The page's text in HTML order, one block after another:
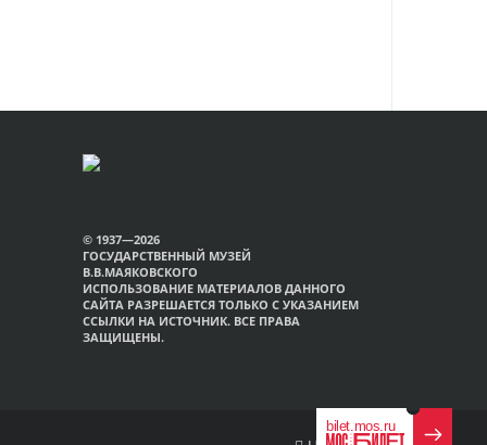
© 1937—2026
ГОСУДАРСТВЕННЫЙ МУЗЕЙ
В.В.МАЯКОВСКОГО
ИСПОЛЬЗОВАНИЕ МАТЕРИАЛОВ ДАННОГО
САЙТА РАЗРЕШАЕТСЯ ТОЛЬКО С УКАЗАНИЕМ
ССЫЛКИ НА ИСТОЧНИК. ВСЕ ПРАВА
ЗАЩИЩЕНЫ.